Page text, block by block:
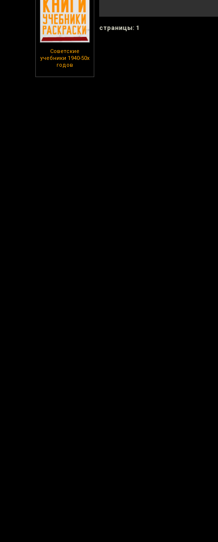
Советские
учебники 1940-50х
годов
cтраницы: 1